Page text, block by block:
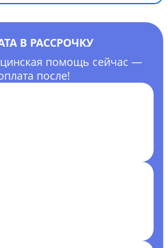
В РАССРОЧКУ
помощь сейчас —
после!